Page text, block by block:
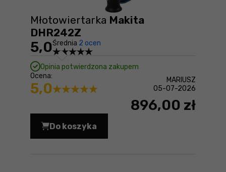
Młotowiertarka Makita
DHR242Z
5,0Średnia 2 ocen
Opinia potwierdzona zakupem
Ocena:
5,0
MARIUSZ
05-07-2026
896,00 zł
Do koszyka
Młotowiertarka Makita DHR242Z